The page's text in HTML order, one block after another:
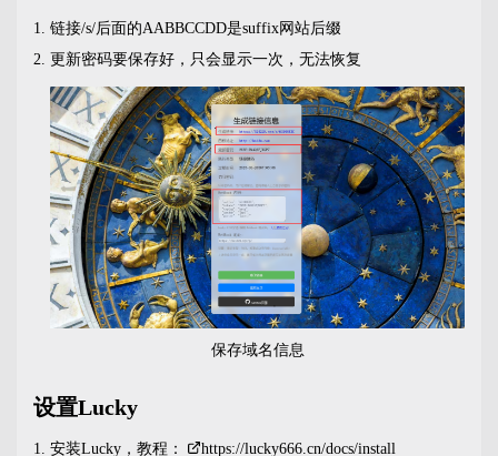
链接/s/后面的AABBCCDD是suffix网站后缀
更新密码要保存好，只会显示一次，无法恢复
保存域名信息
设置Lucky
安装Lucky，教程：
https://lucky666.cn/docs/install